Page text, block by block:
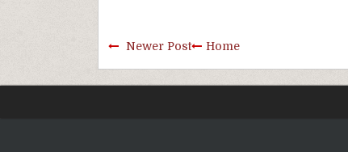
Newer Post Home